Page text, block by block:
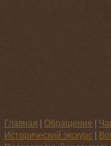
Главная Обращение
Исторический экскурс